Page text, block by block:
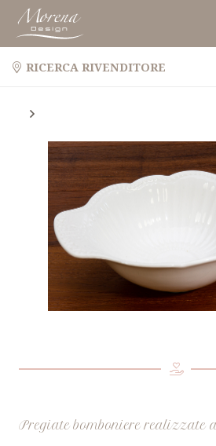
RICERCA RIVENDITORE
Pregiate bomboniere realizzate